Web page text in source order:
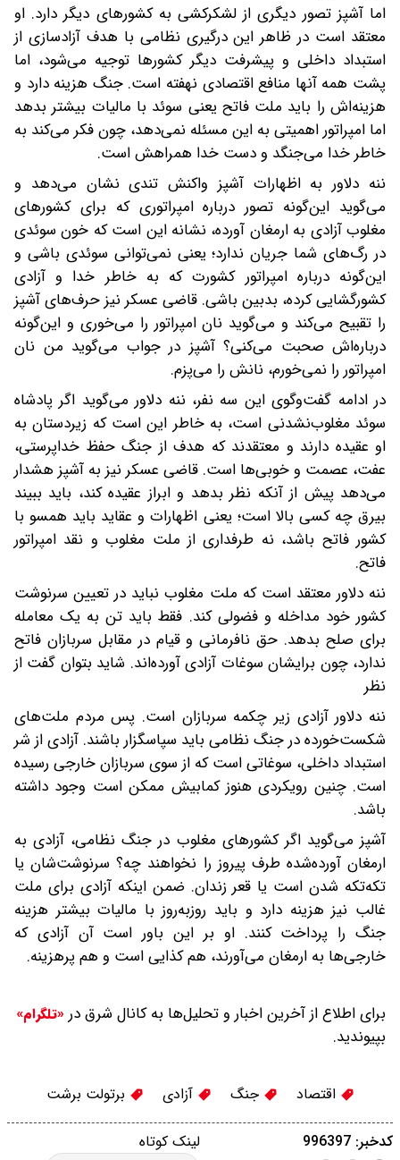
اما آشپز تصور دیگری از لشکرکشی به کشورهای دیگر دارد. او
معتقد است در ظاهر این درگیری نظامی با هدف آزادسازی از
استبداد داخلی و پیشرفت دیگر کشورها توجیه می‌شود، اما
پشت همه آنها منافع اقتصادی نهفته است. جنگ هزینه دارد و
هزینه‌اش را باید ملت فاتح یعنی سوئد با مالیات بیشتر بدهد
اما امپراتور اهمیتی به این مسئله نمی‌دهد، چون فکر می‌کند به
خاطر خدا می‌جنگد و دست خدا همراهش است.
ننه دلاور به اظهارات آشپز واکنش تندی نشان می‌دهد و
می‌گوید این‌گونه تصور درباره امپراتوری که برای کشورهای
مغلوب آزادی به ارمغان آورده، نشانه این است که خون سوئدی
در رگ‌های شما جریان ندارد؛ یعنی نمی‌توانی سوئدی باشی و
این‌گونه درباره امپراتور کشورت که به خاطر خدا و آزادی
کشورگشایی کرده، بدبین باشی. قاضی عسکر نیز حرف‌های آشپز
را تقبیح می‌کند و می‌گوید نان امپراتور را می‌خوری و این‌گونه
درباره‌اش صحبت می‌کنی؟ آشپز در جواب می‌گوید من نان
امپراتور را نمی‌خورم، نانش را می‌پزم.
در ادامه گفت‌وگوی این سه نفر، ننه دلاور می‌گوید اگر پادشاه
سوئد مغلوب‌نشدنی است، به خاطر این است که زیر‌دستان به
او عقیده دارند و معتقدند که هدف از جنگ حفظ خداپرستی،
عفت، عصمت و خوبی‌ها است. قاضی عسکر نیز به آشپز هشدار
می‌دهد پیش از آنکه نظر بدهد و ابراز عقیده کند، باید ببیند
بیرق چه کسی بالا است؛ یعنی اظهارات و عقاید باید همسو با
کشور فاتح باشد، نه طرفداری از ملت مغلوب و نقد امپراتور
فاتح.
ننه دلاور معتقد است که ملت مغلوب نباید در تعیین سرنوشت
کشور خود مداخله و فضولی کند. فقط باید تن به یک معامله
برای صلح بدهد. حق نافرمانی و قیام در مقابل سربازان فاتح
ندارد، چون برایشان سوغات آزادی آورده‌اند. شاید بتوان گفت از
نظر
ننه دلاور آزادی زیر چکمه سربازان است. پس مردم ملت‌های
شکست‌خورده در جنگ نظامی باید سپاسگزار باشند. آزادی از شر
استبداد داخلی، سوغاتی است که از سوی سربازان خارجی رسیده
است. چنین رویکردی هنوز کمابیش ممکن است وجود داشته
باشد.
آشپز می‌گوید اگر کشورهای مغلوب در جنگ نظامی، آزادی به
ارمغان آورده‌شده طرف پیروز را نخواهند چه؟ سرنوشت‌شان یا
تکه‌تکه شدن است یا قعر زندان. ضمن اینکه آزادی برای ملت
غالب نیز هزینه دارد و باید روز‌به‌روز با مالیات بیشتر هزینه
جنگ را پرداخت کنند. او بر این باور است‌ آن آزادی‌ که
خارجی‌ها به ارمغان می‌آورند، هم کذایی است و هم پر‌هزینه.
برای اطلاع از آخرین اخبار و تحلیل‌ها به کانال شرق در «تلگرام»
بپیوندید.
اقتصاد جنگ آزادی برتولت برشت
لینک کوتاه کدخبر: 996397